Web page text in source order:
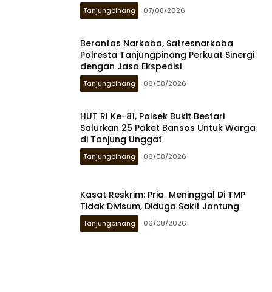
Tanjungpinang 07/08/2026
Berantas Narkoba, Satresnarkoba
Polresta Tanjungpinang Perkuat Sinergi
dengan Jasa Ekspedisi
Tanjungpinang 06/08/2026
HUT RI Ke-81, Polsek Bukit Bestari
Salurkan 25 Paket Bansos Untuk Warga
di Tanjung Unggat
Tanjungpinang 06/08/2026
Kasat Reskrim: Pria Meninggal Di TMP
Tidak Divisum, Diduga Sakit Jantung
Tanjungpinang 06/08/2026